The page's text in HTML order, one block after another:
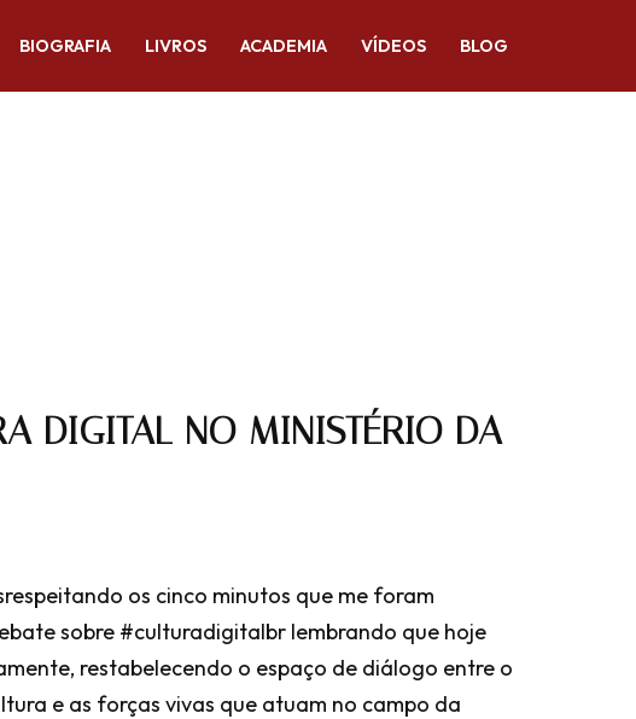
BIOGRAFIA LIVROS ACADEMIA VÍDEOS BLOG
DIGITAL NO MINISTÉRIO DA
os cinco minutos que me foram
sobre #culturadigitalbr lembrando que hoje
restabelecendo o espaço de diálogo entre o
e as forças vivas que atuam no campo da